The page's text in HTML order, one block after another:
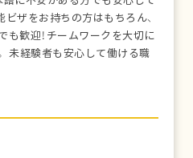
ザをお持ちの方はもちろん、
も歓迎！チームワークを大切に
未経験者も安心して働ける職